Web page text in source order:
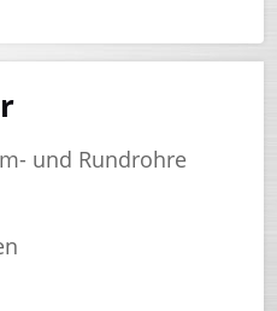
und Rundrohre